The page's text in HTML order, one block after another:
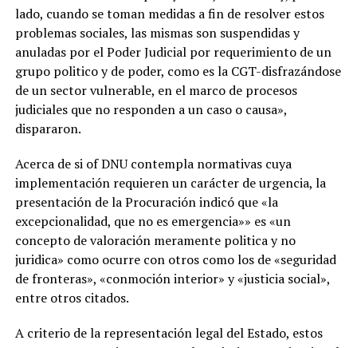
lado, cuando se toman medidas a fin de resolver estos
problemas sociales, las mismas son suspendidas y
anuladas por el Poder Judicial por requerimiento de un
grupo politico y de poder, como es la CGT-disfrazándose
de un sector vulnerable, en el marco de procesos
judiciales que no responden a un caso o causa»,
dispararon.
Acerca de si of DNU contempla normativas cuya
implementación requieren un carácter de urgencia, la
presentación de la Procuración indicó que «la
excepcionalidad, que no es emergencia»» es «un
concepto de valoración meramente politica y no
juridica» como ocurre con otros como los de «seguridad
de fronteras», «conmoción interior» y «justicia social»,
entre otros citados.
A criterio de la representación legal del Estado, estos